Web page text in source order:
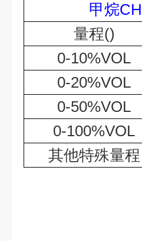
甲烷
量程()
0-10%VOL
0-20%VOL
0-50%VOL
0-100%VOL
其他特殊量程